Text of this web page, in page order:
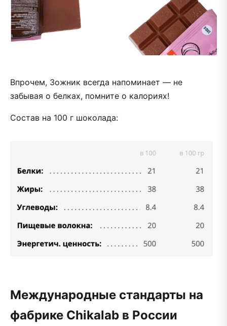
Впрочем, Зожник всегда напоминает — не
забывая о белках, помните о калориях!
Состав на 100 г шоколада:
Международные стандарты на
фабрике Chikalab в России